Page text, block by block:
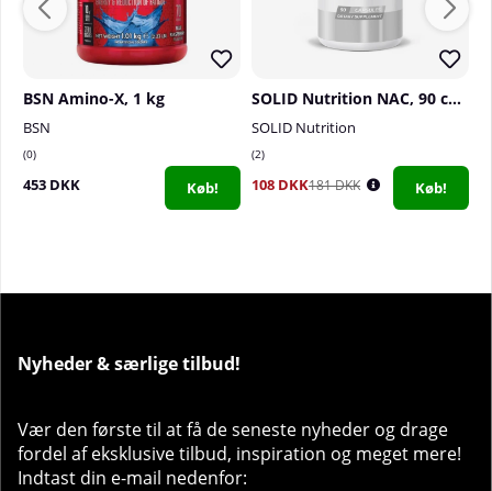
BSN Amino-X, 1 kg
BSN
0
453 DKK Køb!
SOLID Nutrition NAC, 90 caps
SOLID Nutrition
2
108 DKK181 DKK Køb!
Nyheder & særlige tilbud!
Vær den første til at få de seneste nyheder og drage
fordel af eksklusive tilbud, inspiration og meget mere!
Indtast din e-mail nedenfor: